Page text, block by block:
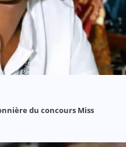
du concours Miss